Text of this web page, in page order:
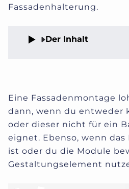
Fassadenhalterung.
Der Inhalt
Eine Fassadenmontage
dann, wenn du entweder
oder dieser nicht für ein
eignet. Ebenso, wenn
ist oder du die Module
Gestaltungselement